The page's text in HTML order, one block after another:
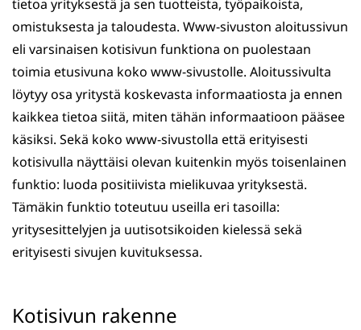
tietoa yrityksestä ja sen tuotteista, työpaikoista,
omistuksesta ja taloudesta. Www-sivuston aloitussivun
eli varsinaisen kotisivun funktiona on puolestaan
toimia etusivuna koko www-sivustolle. Aloitussivulta
löytyy osa yritystä koskevasta informaatiosta ja ennen
kaikkea tietoa siitä, miten tähän informaatioon pääsee
käsiksi. Sekä koko www-sivustolla että erityisesti
kotisivulla näyttäisi olevan kuitenkin myös toisenlainen
funktio: luoda positiivista mielikuvaa yrityksestä.
Tämäkin funktio toteutuu useilla eri tasoilla:
yritysesittelyjen ja uutisotsikoiden kielessä sekä
erityisesti sivujen kuvituksessa.
Kotisivun rakenne